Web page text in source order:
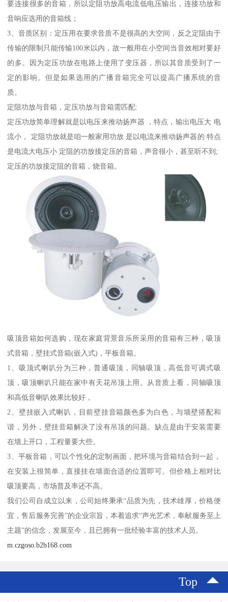
要连接很多的音箱，所以定阻功放高电流低电压输出，连接功放和
音响应选用的音箱线；
3、音质区别：定压用在要求音质不是很高的大空间，反之定阻由于
传输的限制只能传输100米以内，故一般用在小空间当音效相对要好
的多。因为定压功放在电路上使用了变压器，所以其音质受到了一
定的影响。但是如果选用的广播音箱完全可以提高广播系统的音
质。
定阻功放与音箱，定压功放与音箱需匹配:
定压功放简单理解就是以电压来推动扬声器 ，特点，输出电压大 电
流小， 定阻功放就是咱一般家用功放 是以电流来推动扬声器的 特点
是电流大电压小 定阻的功放接定压的音箱，声音很小，甚至听不到;
定压的功放接定阻的音箱，烧音箱。
吸顶音箱如何选购，现在家庭背景音乐所采用的音箱有三种，吸顶
式音箱，壁挂式音箱(嵌入式)，平板音箱。
1、吸顶式喇叭分为三种，普通吸顶，同轴吸顶，高低音可调式吸
顶，吸顶喇叭只能在家中有天花吊顶上用。从音质上看，同轴吸顶
和高低音喇叭效果比较好，
2、壁挂嵌入式喇叭，目前壁挂音箱颜色多为白色，与墙壁搭配和
谐，另外，壁挂音箱解决了没有吊顶的问题。缺点是由于安装需要
在墙上开口，工程量要大些。
3、平板音箱，可以个性化的定制画面，把环境与音箱结合到一起，
在安装上很简单，直接挂在墙面合适的位置即可。但价格上相对比
吸顶要高，市场普及率还不高。
我们公司自成立以来，公司始终秉承“品质为先，技术雄厚，价格便
宜，售后服务完善”的企业宗旨，本着追求“声光艺术，奉献服务至上
主题”的信念，发展至今，且已拥有一批经验丰富的技术人员。
m.czgoso.b2b168.com
Top